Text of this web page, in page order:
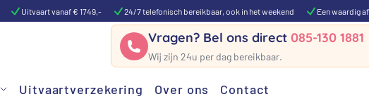
Uitvaart vanaf € 1749,- 24/7 telefonisch bereikbaar, ook in het weekend Een waardig
Vragen? Bel ons direct085-130 1881
Wij zijn 24u per dag bereikbaar.
Uitvaartverzekering Over ons Contact